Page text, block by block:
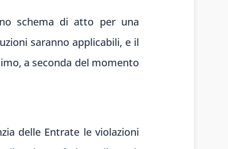
schema di atto per una
saranno applicabili, e il
a seconda del momento
delle Entrate le violazioni